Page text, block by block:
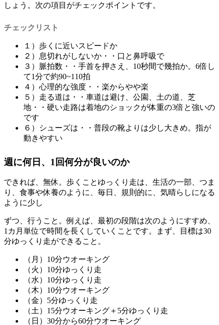
しょう。次の項目がチェックポイントです。
チェックリスト
１）歩くに近いスピードか
２）息切れがしないか・・口と鼻呼吸で
３）脈拍数・・手首を押さえ、10秒間で幾拍か。6倍し
て1分で約90~110拍
４）心理的な強度・・楽からやや楽
５）走る道は・・車道は避け、公園、土の道、芝
地・・硬い走路は着地のショックが体重の3倍と強いの
です
６）シューズは・・普段の靴よりは少し大きめ。指が
動きやすい
週に何日、1回何分が良いのか
できれば、無休。歩くことゆっくり走は、生活の一部、つま
り、 食事や休養のように、毎日、規則的に、気晴らしになる
よう に少し
ずつ、行うこと。例えば、最初の段階は次のようにすすめ、
1カ月単位で時間を長くしていくことです。まず、目標は30
分ゆっくり走ができること。
（月）10分ウオーキング
（火）10分ゆっくり走
（水）10分ゆっくり走
（木）10分ウオーキング
（金）5分ゆっくり走
（土）15分ウオーキング＋5分ゆっくり走
（日）30分から60分ウオーキング